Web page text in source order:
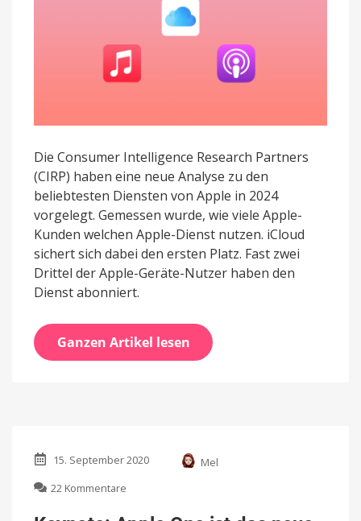
Die Consumer Intelligence Research Partners
(CIRP) haben eine neue Analyse zu den
beliebtesten Diensten von Apple in 2024
vorgelegt. Gemessen wurde, wie viele Apple-
Kunden welchen Apple-Dienst nutzen. iCloud
sichert sich dabei den ersten Platz. Fast zwei
Drittel der Apple-Geräte-Nutzer haben den
Dienst abonniert.
Ganzen Artikel lesen
15. September 2020
Mel
22 Kommentare